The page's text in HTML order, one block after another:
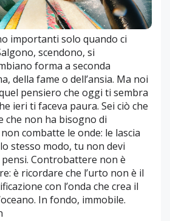
importanti solo quando ci
scendono, si
forma a seconda
della fame o dell’ansia. Ma noi
pensiero che oggi ti sembra
ieri ti faceva paura. Sei ciò che
che non ha bisogno di
combatte le onde: le lascia
stesso modo, tu non devi
Controbattere non è
è ricordare che l’urto non è il
con l’onda che crea il
In fondo, immobile.